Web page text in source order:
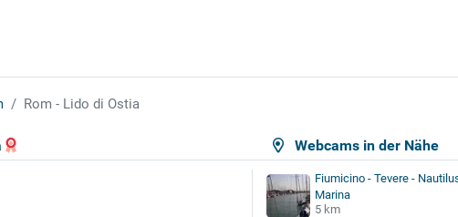
Rom - Lido di Ostia
Webcams in der Nähe
Fiumicino - Tevere -
Marina
5 km